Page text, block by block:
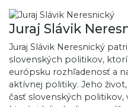
Juraj Slávik
Juraj Slávik Neresnický
slovenských politikov, ktorí
európsku rozhľadenosť a
aktívnej politiky. Jeho
časť slovenských politikov,